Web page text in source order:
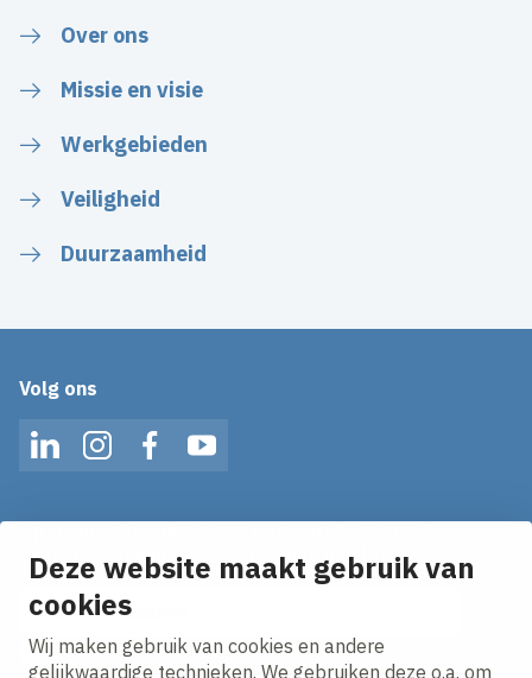
Deze website maakt gebruik van
cookies
Wij maken gebruik van cookies en andere
gelijkwaardige technieken. We gebruiken deze o.a. om
Over ons
Missie en visie
Werkgebieden
Veiligheid
Duurzaamheid
Volg ons
LinkedInInstagramFacebookYouTube
Ontvang onze nieuws alerts in je mailbox!
E-mailadres
Ik ga akkoord met hetprivacy statement.